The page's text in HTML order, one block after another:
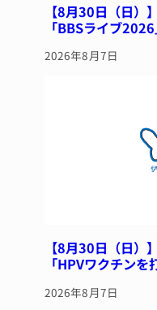
【8月30日（日）
「BBSライブ2026
2026年8月7日
【8月30日（日）
「HPVワクチンを
2026年8月7日